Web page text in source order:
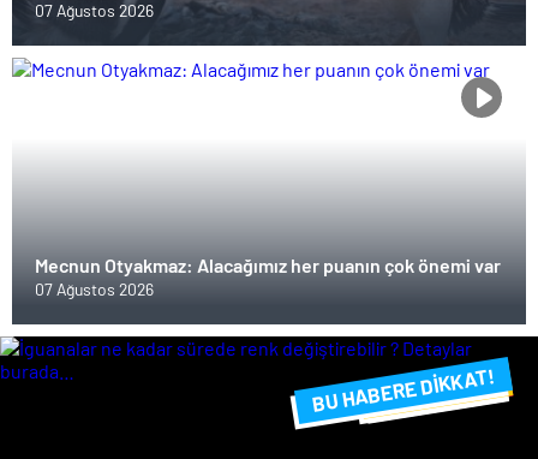
görmemiştiniz
07 Ağustos 2026
Mecnun Otyakmaz: Alacağımız her puanın çok önemi var
07 Ağustos 2026
SON DAKİKA
FLAŞ FLAŞ...
BU HABERE DİKKAT!